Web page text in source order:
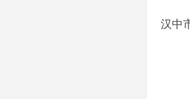
汉中